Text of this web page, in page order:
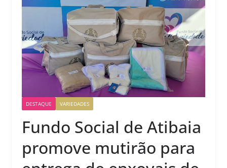
DESTAQUE VARIEDADES
Fundo Social de Atibaia
promove mutirão para